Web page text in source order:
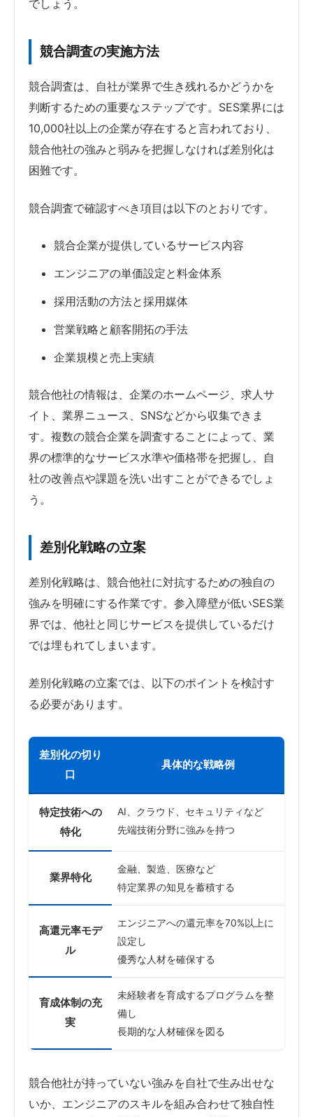
でしょう。
競合調査の実施方法
競合調査は、自社が業界で生き残れるかどうかを
判断するための重要なステップです。SES業界には
10,000社以上の企業が存在すると言われており、
競合他社の強みと弱みを把握しなければ差別化は
困難です。
競合調査で確認すべき項目は以下のとおりです。
競合企業が提供しているサービス内容
エンジニアの単価設定と料金体系
採用活動の方法と採用媒体
営業戦略と顧客開拓の手法
企業規模と売上実績
競合他社の情報は、企業のホームページ、求人サ
イト、業界ニュース、SNSなどから収集できま
す。複数の競合企業を調査することによって、業
界の標準的なサービス水準や価格帯を把握し、自
社の改善点や課題を洗い出すことができるでしょ
う。
差別化戦略の立案
差別化戦略は、競合他社に対抗するための独自の
強みを明確にする作業です。参入障壁が低いSES業
界では、他社と同じサービスを提供しているだけ
では埋もれてしまいます。
差別化戦略の立案では、以下のポイントを検討す
る必要があります。
差別化の切り
口
具体的な戦略例
特定技術への
特化
AI、クラウド、セキュリティなど
先端技術分野に強みを持つ
業界特化
金融、製造、医療など
特定業界の知見を蓄積する
高還元率モデ
ル
エンジニアへの還元率を70%以上に
設定し
優秀な人材を確保する
育成体制の充
実
未経験者を育成するプログラムを整
備し
長期的な人材確保を図る
競合他社が持っていない強みを自社で生み出せな
いか、エンジニアのスキルを組み合わせて独自性